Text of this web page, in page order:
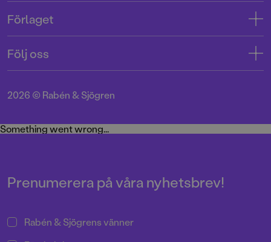
Tryckerigatan 4
103 12 Stockholm
Org.nr: 556045-7748
Kundservice
Användarvillkor intressenter
Integritetspolicy
Cookie Policy
Förlaget
Jobba hos oss
Miljö och hållbarhet
Följ oss
Instagram
Twitter
2026 © Rabén & Sjögren
Something went wrong...
Prenumerera på våra nyhetsbrev!
Rabén & Sjögrens vänner